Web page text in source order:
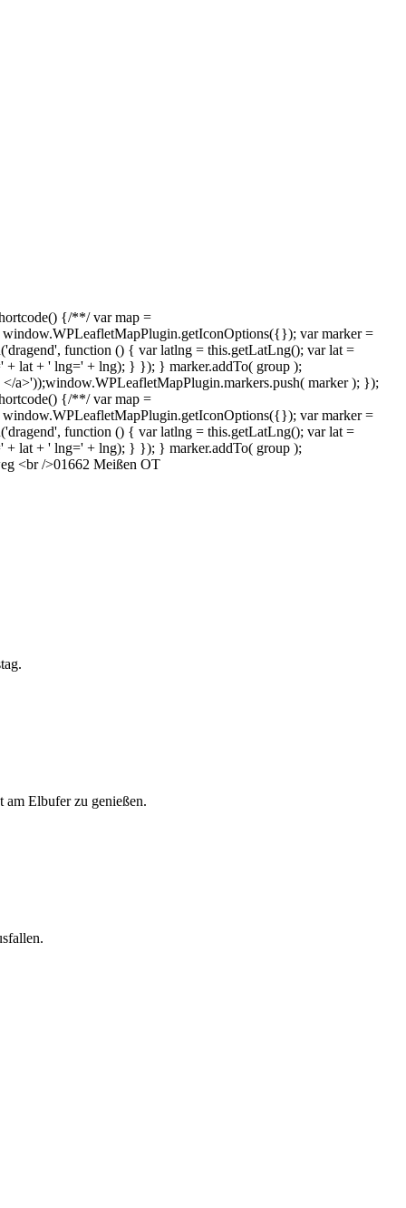
{/**/ var map =
var marker =
function () { var latlng = this.getLatLng(); var lat =
+ lat + ' lng=' + lng); } }); } marker.addTo( group );
a>'));window.WPLeafletMapPlugin.markers.push( marker ); });
{/**/ var map =
var marker =
function () { var latlng = this.getLatLng(); var lat =
+ lat + ' lng=' + lng); } }); } marker.addTo( group );
<br />01662 Meißen OT
am Elbufer zu genießen.